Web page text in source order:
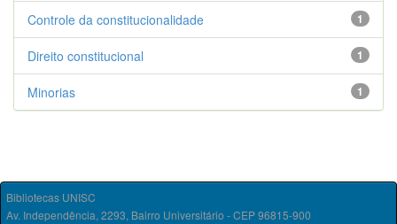
1
Controle da constitucionalidade
1
Direito constitucional
1
Minorias
Bibliotecas UNISC
Av. Independência, 2293, Bairro Universitário - CEP 96815-900